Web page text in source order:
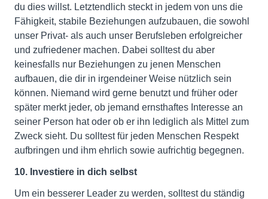
du dies willst. Letztendlich steckt in jedem von uns die
Fähigkeit, stabile Beziehungen aufzubauen, die sowohl
unser Privat- als auch unser Berufsleben erfolgreicher
und zufriedener machen. Dabei solltest du aber
keinesfalls nur Beziehungen zu jenen Menschen
aufbauen, die dir in irgendeiner Weise nützlich sein
können. Niemand wird gerne benutzt und früher oder
später merkt jeder, ob jemand ernsthaftes Interesse an
seiner Person hat oder ob er ihn lediglich als Mittel zum
Zweck sieht. Du solltest für jeden Menschen Respekt
aufbringen und ihm ehrlich sowie aufrichtig begegnen.
10. Investiere in dich selbst
Um ein besserer Leader zu werden, solltest du ständig